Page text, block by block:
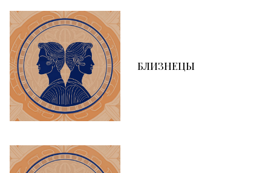
БЛИЗНЕЦЫ